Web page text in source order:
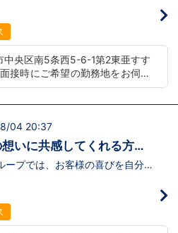
勿論、男性だけではなく女性も
ハピネスグループ初の女性店長だ
せます。それでもまだ迷ってるっ
非オフィシャルサイトをご覧下さ
すがコピー＆ペーストしてURLを
ただければです。先輩のインタビ
など、アナタが一歩踏み出すキッ
ださい(^^)鳥取米子で 「オトコの
＋目標達成報奨金100万円☆※今
引越し代も当社負担！！！
舗間5分程度お客様を送迎するだ
：①1,300円～②1,100円～勤務
早番：8:00～18:00 （食事休憩
働9時間） 遅番：16:00～翌
日中(9時～16時位まで)、平日夜
時位まで)※ご希望があれば、そ
フト調整も可能です。お気軽にご
OK！②ご自身の車持ち込み
給変動あり）「今すぐ稼ぎた
業界に興味はあるけどちょっと不
運転が好き！」という方、大歓
ード採用中につき、ご応募はお急
分自身の喜びに感じられるような
めています！・接客が好き・お客
になると自分も嬉しい・お客様だ
、働く仲間もキャストさんも笑顔
中央区南5条西5-6-1第2東亜すす
を決定いたします。 入社後の転
：神奈川県横浜市中区 ・京急線
ノ出町駅 ・市営地下鉄阪東橋
者町駅 ・JR横浜線関内駅 ■札
海道札幌市 地下鉄南北線すすき
04 20:37
いに共感してくれる方、
‼ープでは、お客様の喜びを自分自
・接客が好き・お客様が笑顔にな
も嬉しい・お客様だけでなく、働
キャストさんも笑顔になると嬉し
で(楽しんで)もらう為にはどうし